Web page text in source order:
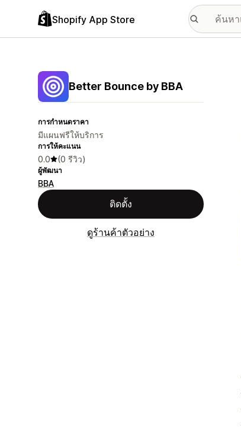
Shopify App Store
Better Bounce by BBA
การกำหนดราคา
มีแผนฟรีให้บริการ
การให้คะแนน
0.0 (0 รีวิว)
ผู้พัฒนา
BBA
ติดตั้ง
ดูร้านค้าตัวอย่าง